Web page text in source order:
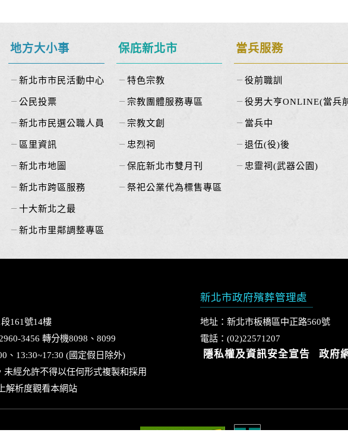
地方大小事
新北市市民活動中心
公民投票
新北市民選公職人員
區里資訊
新北市地圖
新北市跨區服務
十大新北之最
新北市里鄰調整專區
保庇新北市
特色宗教
宗教團體服務專區
宗教文創
忠烈祠
保庇新北市雙月刊
祭祀公業代為標售專區
當兵服務
役前職訓
役男大亨ONLINE(當兵
當兵中
退伍(役)後
忠靈祠(武器公園)
161號14樓
3456 轉分機8098、8099
、13:30~17:30 (國定假日除外)
經允許不得以任何形式複製和採用
解析度觀看本網站
新北市政府殯葬管理處
地址：新北市板橋區中正路560號
電話：(02)22571207
隱私權及資訊安全宣告 政府